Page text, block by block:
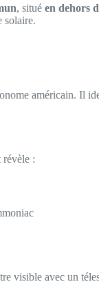
, situé en dehors
solaire.
américain. Il
révèle :
visible avec un